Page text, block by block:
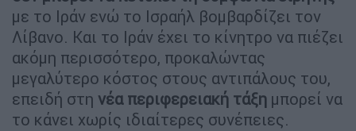
με το Ιράν ενώ το Ισραήλ βομβαρδίζει τον
Λίβανο. Και το Ιράν έχει το κίνητρο να πιέζει
ακόμη περισσότερο, προκαλώντας
μεγαλύτερο κόστος στους αντιπάλους του,
επειδή στη νέα περιφερειακή τάξη μπορεί να
το κάνει χωρίς ιδιαίτερες συνέπειες.